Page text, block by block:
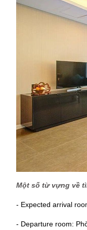
Một số từ vựng về
- Expected arrival
- Departure room: